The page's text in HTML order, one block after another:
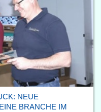
NEUE
BRANCHE IM